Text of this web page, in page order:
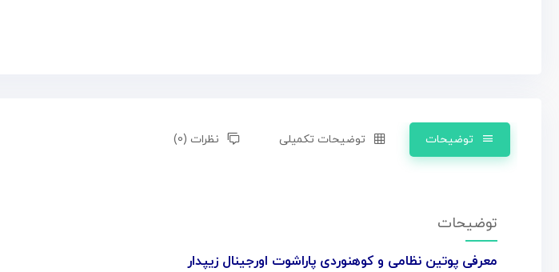
توضیحات توضیحات تکمیلی نظرات (0)
توضیحات
معرفی پوتین نظامی و کوهنوردی پاراشوت اورجینال زیپدار